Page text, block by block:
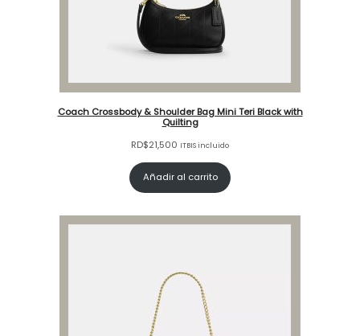
Coach Crossbody & Shoulder Bag Mini Teri Black with
Quilting
RD$21,500 ITBIS incluido
Añadir al carrito